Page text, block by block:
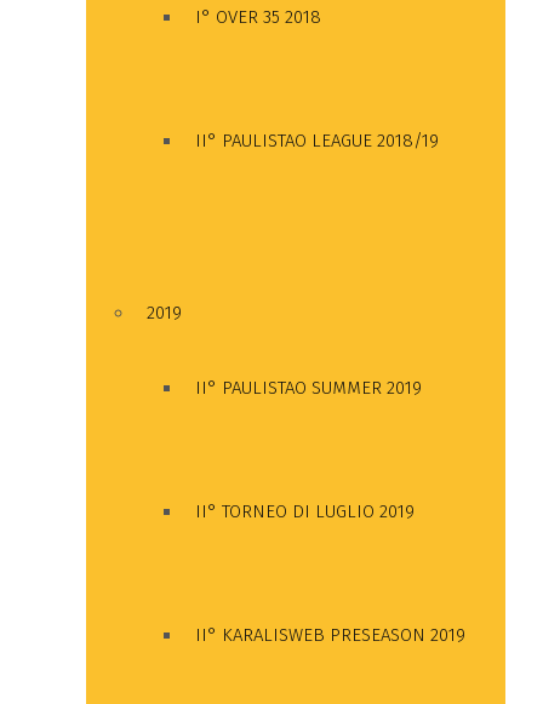
I° OVER 35 2018
II° PAULISTAO LEAGUE 2018/19
2019
II° PAULISTAO SUMMER 2019
II° TORNEO DI LUGLIO 2019
II° KARALISWEB PRESEASON 2019